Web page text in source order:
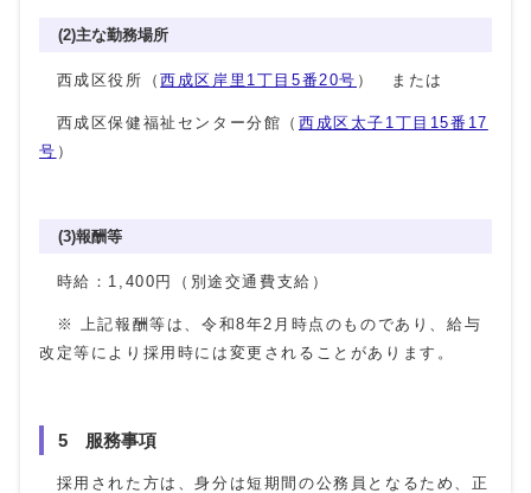
(2)主な勤務場所
西成区役所（西成区岸里1丁目5番20号 ） または
西成区保健福祉センター分館（ 西成区太子1丁目15番17
号 ）
(3)報酬等
時給： 1,400円（別途交通費支給）
※ 上記報酬等は、令和8年2月時点のものであり、給与
改定等により採用時には変更されることがあります。
5 服務事項
採用された方は、身分は短期間の公務員となるため、正